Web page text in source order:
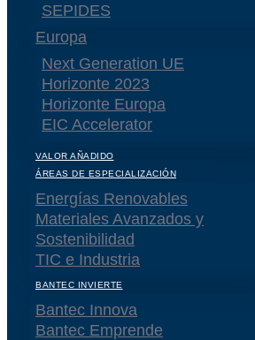
SEPIDES
Europa
Next Generation UE
Horizonte 2023
Horizonte Europa
EIC Accelerator
VALOR AÑADIDO
ÁREAS DE ESPECIALIZACIÓN
Energías Renovables
Materiales Avanzados y
Sostenibilidad
TIC e Industria
BANTEC INVIERTE
Bantec Innova
Bantec Emprende